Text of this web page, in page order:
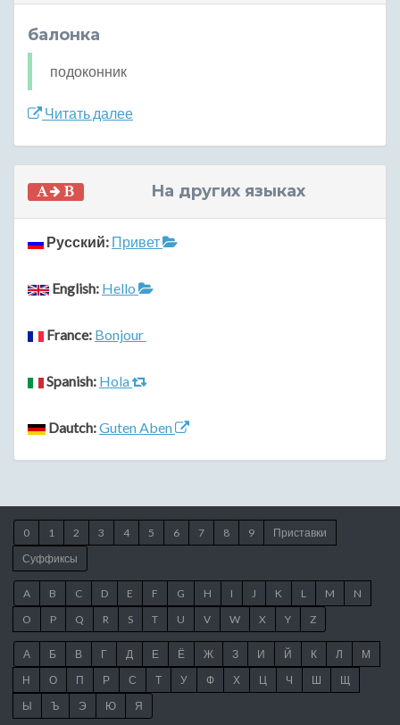
балонка
подоконник
Читать далее
На других языках
Русский: Привет
English: Hello
France: Bonjour
Spanish: Hola
Dautch:Guten Aben
0 1 2 3 4 5 6 7 8 9
Приставки
Суффиксы
A B C D E F G H I J K L M
N
O
P Q R S T U V W X Y Z
А Б В Г Д Е Ё Ж З И Й К Л
М
Н
О П Р С Т У Ф Х Ц Ч Ш
Щ
Ы
Ъ Э Ю Я